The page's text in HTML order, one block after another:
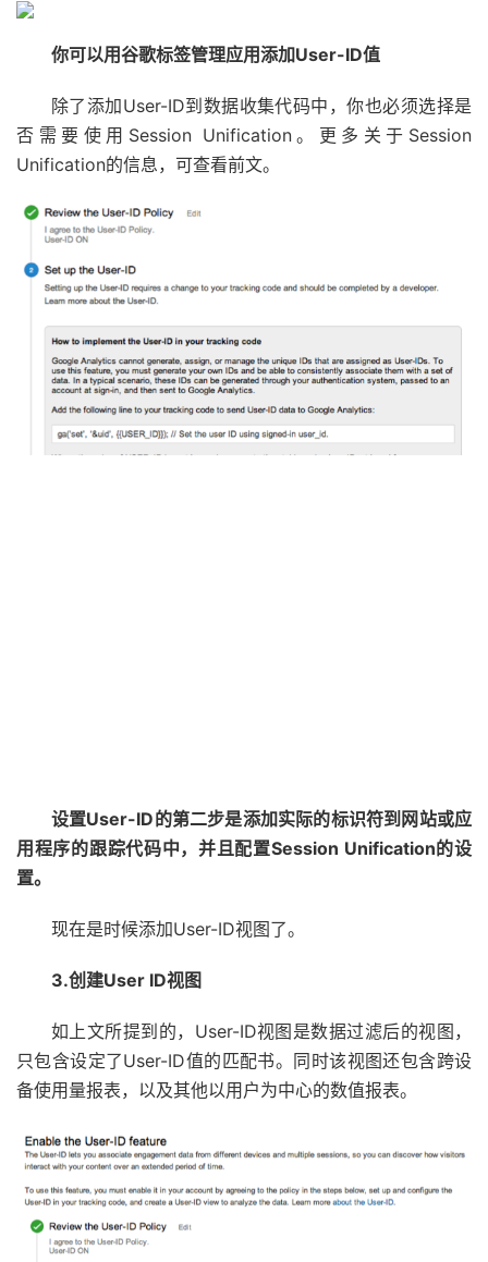
你可以用谷歌标签管理应用添加User-ID值
除了添加User-ID到数据收集代码中，你也必须选择是
否需要使用Session Unification。更多关于Session
Unification的信息，可查看前文。
设置User-ID的第二步是添加实际的标识符到网站或应
用程序的跟踪代码中，并且配置Session Unification的设
置。
现在是时候添加User-ID视图了。
3.创建User ID视图
如上文所提到的，User-ID视图是数据过滤后的视图，
只包含设定了User-ID值的匹配书。同时该视图还包含跨设
备使用量报表，以及其他以用户为中心的数值报表。